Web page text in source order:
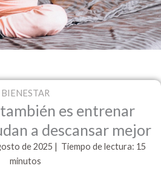
BIENESTAR
es entrenar
a descansar mejor
de2025 | Tiempo de lectura: 15
minutos